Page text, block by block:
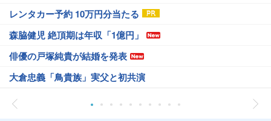
レンタカー予約 10万円分当たる
森脇健児 絶頂期は年収「1億円」
俳優の戸塚純貴が結婚を発表
大倉忠義「鳥貴族」実父と初共演